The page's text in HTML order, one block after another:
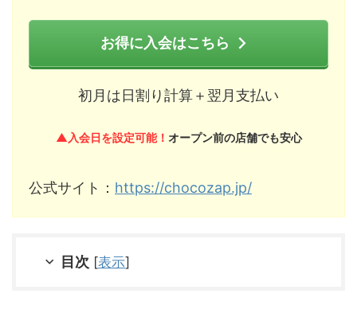
お得に入会はこちら
初月は日割り計算＋翌月支払い
▲入会日を設定可能！ オープン前の店舗でも安心
公式サイト： https://chocozap.jp/
目次 [表示]